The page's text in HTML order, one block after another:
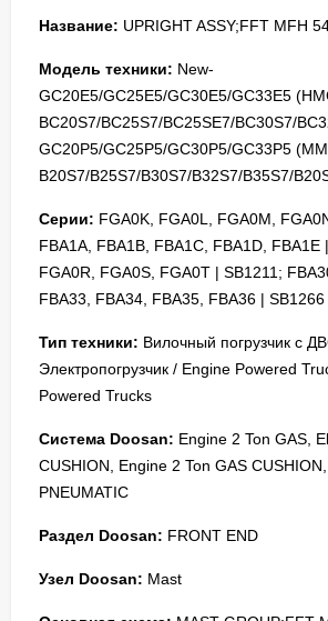
Название: UPRIGHT ASSY;FFT MFH
Модель техники: New-
GC20E5/GC25E5/GC30E5/GC33E5
BC20S7/BC25S7/BC25SE7/BC30S7/
GC20P5/GC25P5/GC30P5/GC33P5
B20S7/B25S7/B30S7/B32S7/B35S7/
Серии: FGA0K, FGA0L, FGA0M,
FBA1A, FBA1B, FBA1C, FBA1D, FBA1E
FGA0R, FGA0S, FGA0T | SB1211;
FBA33, FBA34, FBA35, FBA36 | SB1266
Тип техники: Вилочный погрузчик с
Электропогрузчик / Engine Powered
Powered Trucks
Система Doosan: Engine 2 Ton GAS,
CUSHION, Engine 2 Ton GAS
PNEUMATIC
Раздел Doosan: FRONT END
Узел Doosan: Mast